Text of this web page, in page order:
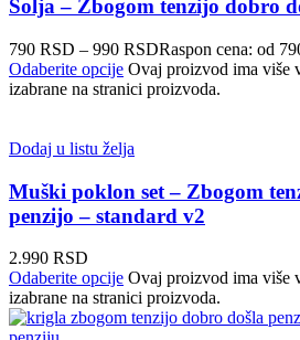
Šolja – Zbogom tenzijo dobro
790 RSD – 990 RSDRaspon cena: od
Odaberite opcije Ovaj proizvod ima više
izabrane na stranici proizvoda.
Dodaj u listu želja
Muški poklon set – Zbogom
penzijo – standard v2
2.990 RSD
Odaberite opcije Ovaj proizvod ima više
izabrane na stranici proizvoda.